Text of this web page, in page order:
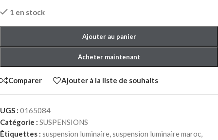
1 en stock
Ajouter au panier
Acheter maintenant
Comparer Ajouter à la liste de souhaits
UGS : 0165084
Catégorie : SUSPENSIONS
Étiquettes : suspension luminaire,suspension luminaire maroc,